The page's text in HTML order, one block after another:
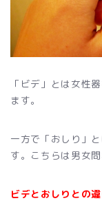
「ビデ」とは女性
ます。
一方で「おしり」
す。こちらは男女
ビデとおしりとの